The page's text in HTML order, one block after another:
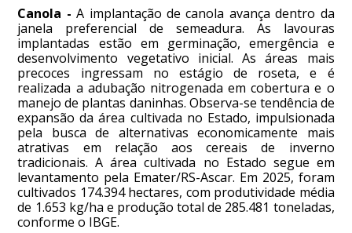
Canola - A implantação de canola avança dentro da
janela preferencial de semeadura. As lavouras
implantadas estão em germinação, emergência e
desenvolvimento vegetativo inicial. As áreas mais
precoces ingressam no estágio de roseta, e é
realizada a adubação nitrogenada em cobertura e o
manejo de plantas daninhas. Observa-se tendência de
expansão da área cultivada no Estado, impulsionada
pela busca de alternativas economicamente mais
atrativas em relação aos cereais de inverno
tradicionais. A área cultivada no Estado segue em
levantamento pela Emater/RS-Ascar. Em 2025, foram
cultivados 174.394 hectares, com produtividade média
de 1.653 kg/ha e produção total de 285.481 toneladas,
conforme o IBGE.